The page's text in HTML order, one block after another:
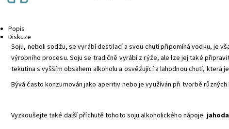
Popis
Diskuze
Soju, neboli sodžu, se vyrábí destilací a svou chutí připomíná vodku, je
výrobního procesu. Soju se tradičně vyrábí z rýže, ale lze jej také
tekutina s vyšším obsahem alkoholu a osvěžující a lahodnou chutí, která
Bývá často konzumován jako aperitiv nebo je využíván při tvorbě
Vyzkoušejte také další příchutě tohoto soju alkoholického nápoje:jahoda